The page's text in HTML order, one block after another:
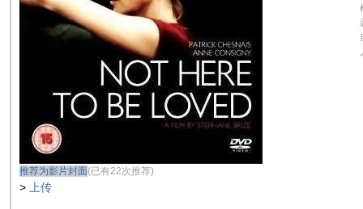
推荐为影片封面(已有22次推荐)
> 上传